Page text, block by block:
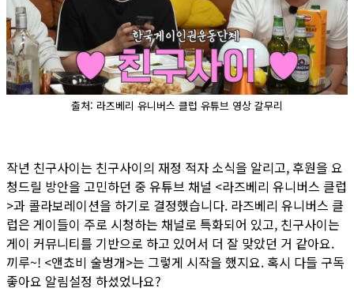
출처: 라즈베리 유니버스 클럽 유튜브 영상 갈무리
작년 친구사이는 친구사이의 재정 적자 소식을 알리고, 후원을 요
청드릴 방안을 고민하던 중 유튜브 채널 <라즈베리 유니버스 클럽
>과 콜라보레이션을 하기로 결정했습니다. 라즈베리 유니버스 클
럽은 게이들이 주로 시청하는 채널로 특화되어 있고, 친구사이는
게이 커뮤니티를 기반으로 하고 있어서 더 잘 맞았던 거 같아요.
끼루~! <앤쵸비 술벙개>는 그렇게 시작을 했지요. 혹시 다들 구독
좋아요 알림설정 하셨었나요?